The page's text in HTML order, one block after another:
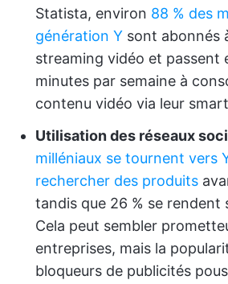
Statista, environ 88 % des
génération Y sont abonnés
streaming vidéo et passent
minutes par semaine à
contenu vidéo via leur
Utilisation des réseaux
milléniaux se tournent vers
rechercher des produits
tandis que 26 % se rendent
Cela peut sembler
entreprises, mais la
bloqueurs de publicités